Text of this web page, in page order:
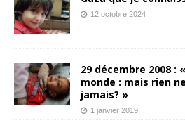
12 octobre 2024
29 décembre 2008 :
monde : mais rien
jamais? »
1 janvier 2019